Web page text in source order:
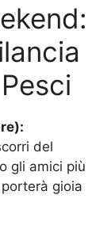
del
gli amici più
gioia